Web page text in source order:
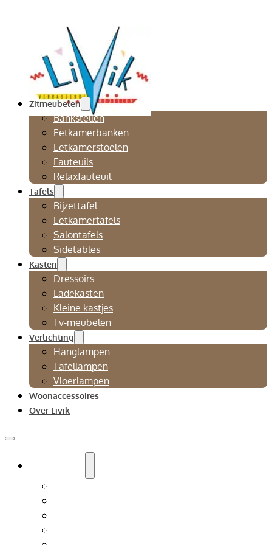
Zitmeubelen
Bankstellen
Eetkamerbanken
Eetkamerstoelen
Fauteuils
Relaxfauteuil
Tafels
Bijzettafel
Eetkamertafels
Salontafels
Sidetables
Kasten
Dressoirs
Ladekasten
Kleine kastjes
Tv-meubelen
Verlichting
Hanglampen
Tafellampen
Vloerlampen
Woonaccessoires
Over Livik